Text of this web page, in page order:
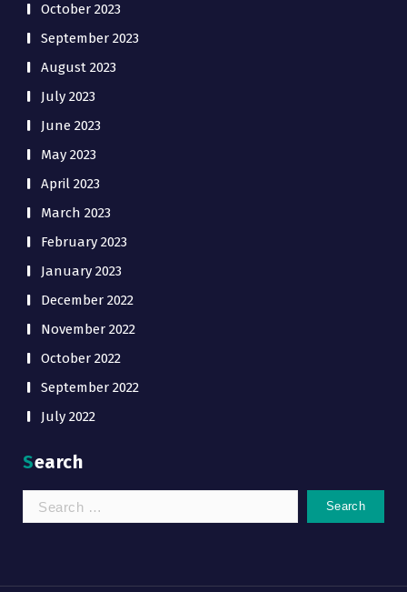
October 2023
September 2023
August 2023
July 2023
June 2023
May 2023
April 2023
March 2023
February 2023
January 2023
December 2022
November 2022
October 2022
September 2022
July 2022
Search
Search
for: